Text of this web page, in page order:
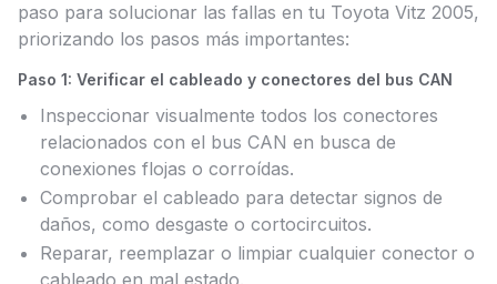
paso para solucionar las fallas en tu Toyota Vitz 2005,
priorizando los pasos más importantes:
Paso 1: Verificar el cableado y conectores del bus CAN
Inspeccionar visualmente todos los conectores
relacionados con el bus CAN en busca de
conexiones flojas o corroídas.
Comprobar el cableado para detectar signos de
daños, como desgaste o cortocircuitos.
Reparar, reemplazar o limpiar cualquier conector o
cableado en mal estado.